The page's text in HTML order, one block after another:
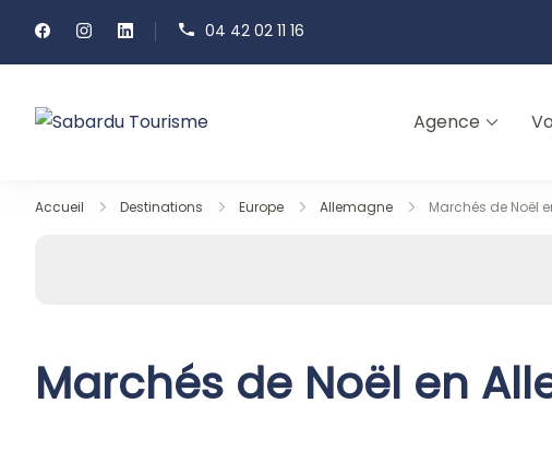
04 42 02 11 16
Agence
Accueil Destinations Europe Allemagne Marchés de Noël
Marchés de Noël en